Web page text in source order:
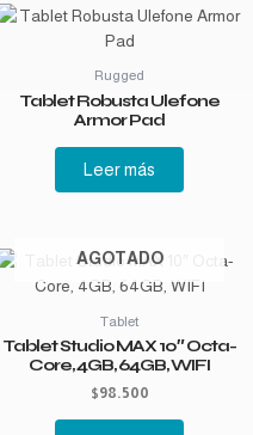
Rugged
Tablet Robusta Ulefone
Armor Pad
Leer más
AGOTADO
Tablet
Tablet Studio MAX 10″ Octa-
Core, 4GB, 64GB, WIFI
$98.500